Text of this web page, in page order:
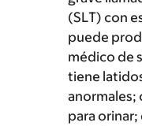
(SLT) con
puede
médico de
tiene
anormales;
para